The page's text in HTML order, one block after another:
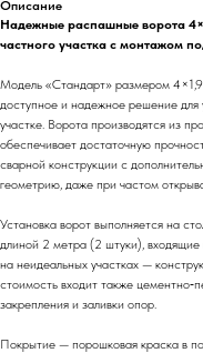
Описание
Надежные распашные ворота
частного участка с монтажом
Модель «Стандарт» размером
доступное и надежное решение для
участке. Ворота производятся из
обеспечивает достаточную
сварной конструкции с
геометрию, даже при частом
Установка ворот выполняется на
длиной 2 метра (2 штуки), входящие
на неидеальных участках —
стоимость входит также
закрепления и заливки опор.
Покрытие — порошковая краска в